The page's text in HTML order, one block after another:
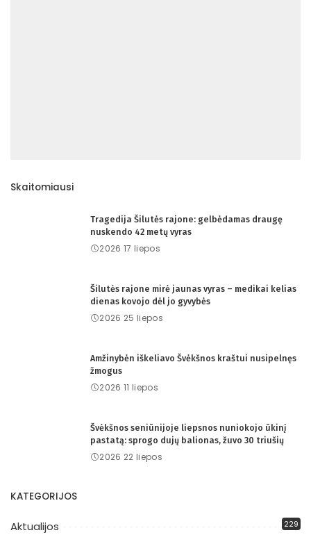
Skaitomiausi
Tragedija Šilutės rajone: gelbėdamas draugę
nuskendo 42 metų vyras
2026 17 liepos
Šilutės rajone mirė jaunas vyras – medikai kelias
dienas kovojo dėl jo gyvybės
2026 25 liepos
Amžinybėn iškeliavo Švėkšnos kraštui nusipelnęs
žmogus
2026 11 liepos
Švėkšnos seniūnijoje liepsnos nuniokojo ūkinį
pastatą: sprogo dujų balionas, žuvo 30 triušių
2026 22 liepos
KATEGORIJOS
Aktualijos 229